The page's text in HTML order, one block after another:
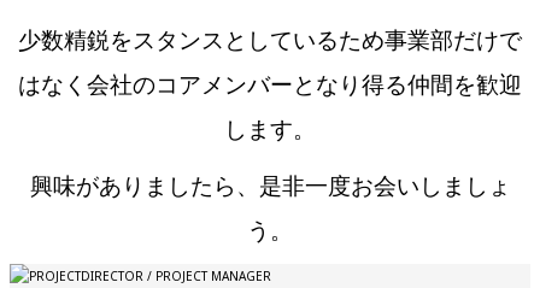
少数精鋭をスタンスとしているため事業部だけで
はなく会社のコアメンバーとなり得る仲間を歓迎
します。
興味がありましたら、是非一度お会いしましょ
う。